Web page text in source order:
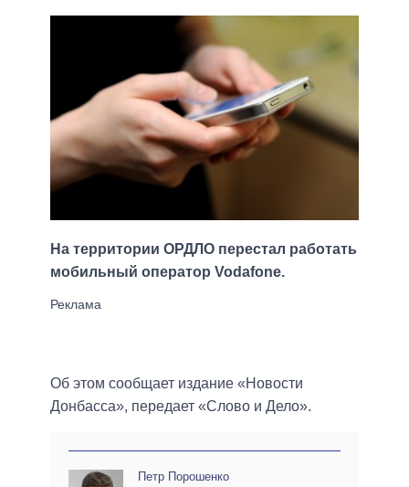
На территории ОРДЛО перестал работать
мобильный оператор Vodafonе.
Об этом сообщает издание «Новости
Донбасса», передает «Слово и Дело».
Петр Порошенко